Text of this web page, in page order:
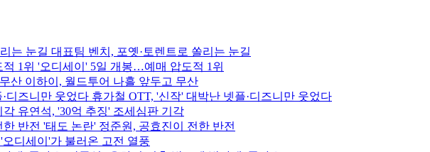
대표팀 벤치, 포옛·토렌트로 쏠리는 눈길
'오디세이' 5일 개봉…예매 압도적 1위
이하이, 월드투어 나흘 앞두고 무산
휴가철 OTT, '신작' 대박난 넷플·디즈니만 웃었다
유연석, '30억 추징' 조세심판 기각
'태도 논란' 정준원, 공효진이 전한 반전
'오디세이'가 불러온 고전 열풍